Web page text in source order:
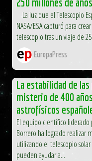
La luz que el Telescopio
NASA/ESA capturó para
telescopio tras un viaje de
EuropaPress
La estabilidad de
misterio de 400
astrofísicos
El equipo científico
Borrero ha logrado realizar
utilizando el telescopio
pueden ayudar a...